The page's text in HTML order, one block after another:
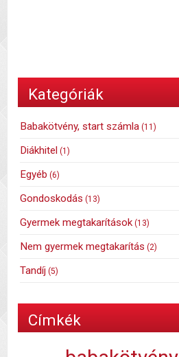
Kategóriák
Babakötvény, start számla (11)
Diákhitel (1)
Egyéb (6)
Gondoskodás (13)
Gyermek megtakarítások (13)
Nem gyermek megtakarítás (2)
Tandíj (5)
Címkék